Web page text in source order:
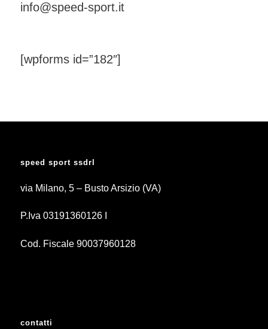
info@speed-sport.it
[wpforms id=”182″]
speed sport ssdrl
via Milano, 5 – Busto Arsizio (VA)
P.Iva 03191360126 I
Cod. Fiscale 90037960128
contatti